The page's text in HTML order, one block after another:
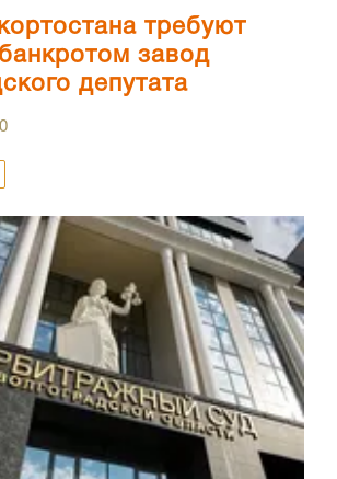
требуют
завод
депутата